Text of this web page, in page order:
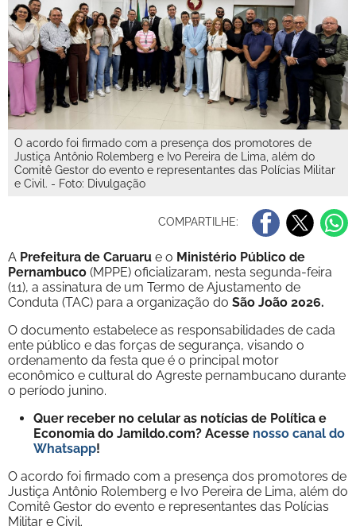
O acordo foi firmado com a presença dos promotores de
Justiça Antônio Rolemberg e Ivo Pereira de Lima, além do
Comitê Gestor do evento e representantes das Polícias Militar
e Civil. - Foto: Divulgação
COMPARTILHE:
A Prefeitura de Caruaru e o Ministério Público de
Pernambuco (MPPE) oficializaram, nesta segunda-feira
(11), a assinatura de um Termo de Ajustamento de
Conduta (TAC) para a organização do São João 2026.
O documento estabelece as responsabilidades de cada
ente público e das forças de segurança, visando o
ordenamento da festa que é o principal motor
econômico e cultural do Agreste pernambucano durante
o período junino.
Quer receber no celular as notícias de Política e
Economia do Jamildo.com? Acesse nosso canal do
Whatsapp!
O acordo foi firmado com a presença dos promotores de
Justiça Antônio Rolemberg e Ivo Pereira de Lima, além do
Comitê Gestor do evento e representantes das Polícias
Militar e Civil.